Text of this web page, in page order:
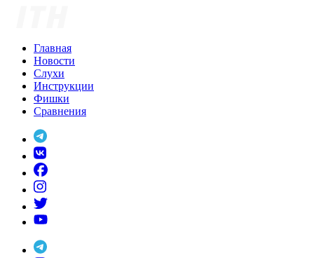
Главная
Новости
Слухи
Инструкции
Фишки
Сравнения